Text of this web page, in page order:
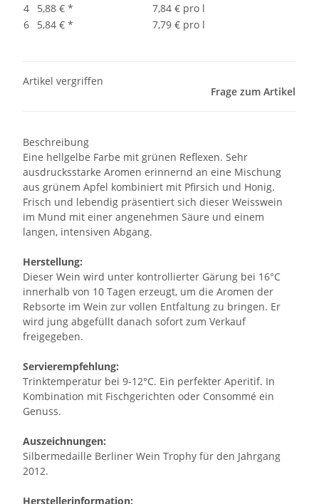
4
5,88 € *
7,84 € pro l
6
5,84 € * 7,79 € pro l
Artikel vergriffen
Frage zum Artikel
Beschreibung
Eine hellgelbe Farbe mit grünen Reflexen. Sehr
ausdrucksstarke Aromen erinnernd an eine Mischung
aus grünem Apfel kombiniert mit Pfirsich und Honig.
Frisch und lebendig präsentiert sich dieser Weisswein
im Mund mit einer angenehmen Säure und einem
langen, intensiven Abgang.
Herstellung:
Dieser Wein wird unter kontrollierter Gärung bei 16°C
innerhalb von 10 Tagen erzeugt, um die Aromen der
Rebsorte im Wein zur vollen Entfaltung zu bringen. Er
wird jung abgefüllt danach sofort zum Verkauf
freigegeben.
Servierempfehlung:
Trinktemperatur bei 9-12°C. Ein perfekter Aperitif. In
Kombination mit Fischgerichten oder Consommé ein
Genuss.
Auszeichnungen:
Silbermedaille Berliner Wein Trophy für den Jahrgang
2012.
Herstellerinformation: